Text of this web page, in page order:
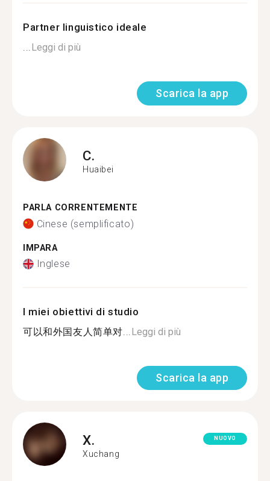
Partner linguistico ideale
...Leggi di più
Scarica la app
C.
Huaibei
PARLA CORRENTEMENTE
Cinese (semplificato)
IMPARA
Inglese
I miei obiettivi di studio
可以和外国友人简单对...Leggi di più
Scarica la app
X.
Xuchang
NUOVO